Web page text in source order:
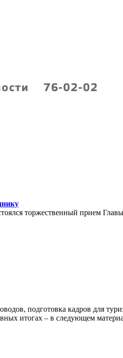
торжественный прием
подготовка кадров для
итогах – в следующем